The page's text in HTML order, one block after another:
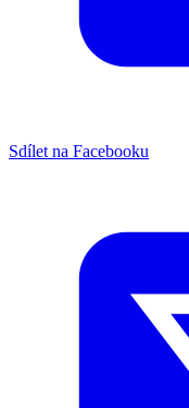
Sdílet na Facebooku